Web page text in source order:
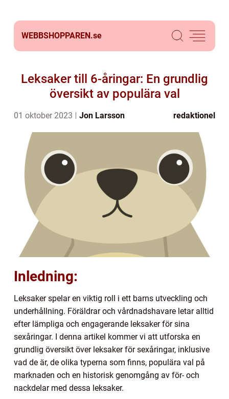
WEBBSHOPPAREN.se
Leksaker till 6-åringar: En grundlig
översikt av populära val
01 oktober 2023 Jon Larsson redaktionel
Inledning:
Leksaker spelar en viktig roll i ett barns utveckling och
underhållning. Föräldrar och vårdnadshavare letar alltid
efter lämpliga och engagerande leksaker för sina
sexåringar. I denna artikel kommer vi att utforska en
grundlig översikt över leksaker för sexåringar, inklusive
vad de är, de olika typerna som finns, populära val på
marknaden och en historisk genomgång av för- och
nackdelar med dessa leksaker.